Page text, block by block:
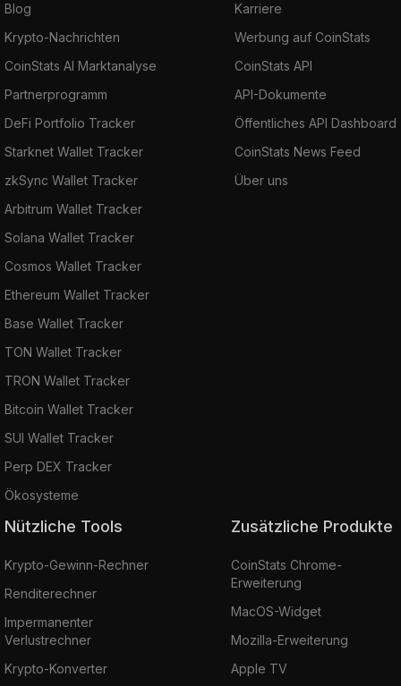
Blog
Krypto-Nachrichten
CoinStats AI Marktanalyse
Partnerprogramm
DeFi Portfolio Tracker
Starknet Wallet Tracker
zkSync Wallet Tracker
Arbitrum Wallet Tracker
Solana Wallet Tracker
Cosmos Wallet Tracker
Ethereum Wallet Tracker
Base Wallet Tracker
TON Wallet Tracker
TRON Wallet Tracker
Bitcoin Wallet Tracker
SUI Wallet Tracker
Perp DEX Tracker
Ökosysteme
Karriere
Werbung auf CoinStats
CoinStats API
API-Dokumente
Öffentliches API Dashboard
CoinStats News Feed
Über uns
Nützliche Tools
Krypto-Gewinn-Rechner
Renditerechner
Impermanenter
Verlustrechner
Krypto-Konverter
Zusätzliche Produkte
CoinStats Chrome-
Erweiterung
MacOS-Widget
Mozilla-Erweiterung
Apple TV